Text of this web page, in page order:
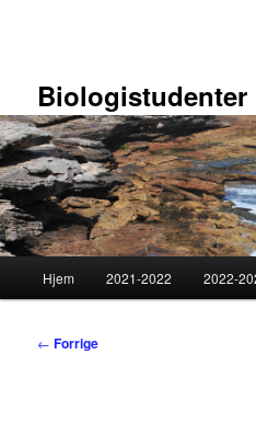
Hjem 2021-2022 2022-
Innleggsnavigasjon
← Forrige